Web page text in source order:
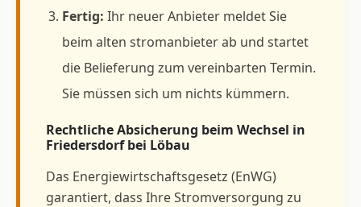
Fertig: Ihr neuer Anbieter meldet Sie
beim alten stromanbieter ab und startet
die Belieferung zum vereinbarten Termin.
Sie müssen sich um nichts kümmern.
Rechtliche Absicherung beim Wechsel in
Friedersdorf bei Löbau
Das Energiewirtschaftsgesetz (EnWG)
garantiert, dass Ihre Stromversorgung zu